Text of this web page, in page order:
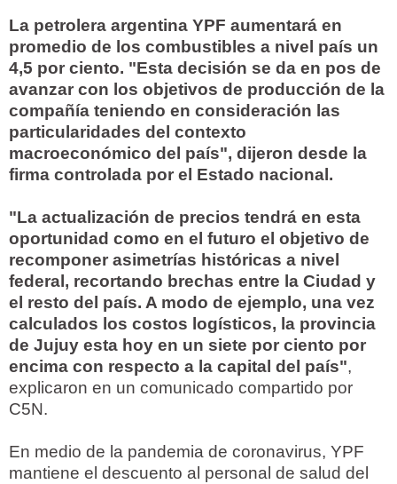
La petrolera argentina YPF aumentará en
promedio de los combustibles a nivel país un
4,5 por ciento. "Esta decisión se da en pos de
avanzar con los objetivos de producción de la
compañía teniendo en consideración las
particularidades del contexto
macroeconómico del país", dijeron desde la
firma controlada por el Estado nacional.
"La actualización de precios tendrá en esta
oportunidad como en el futuro el objetivo de
recomponer asimetrías históricas a nivel
federal, recortando brechas entre la Ciudad y
el resto del país. A modo de ejemplo, una vez
calculados los costos logísticos, la provincia
de Jujuy esta hoy en un siete por ciento por
encima con respecto a la capital del país",
explicaron en un comunicado compartido por
C5N.
En medio de la pandemia de coronavirus, YPF
mantiene el descuento al personal de salud del